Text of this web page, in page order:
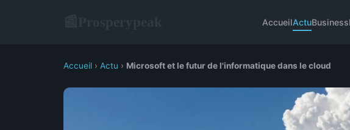
AccueilActuBusiness
Accueil › Actu › Microsoft et le futur de l'informatique dans le cloud